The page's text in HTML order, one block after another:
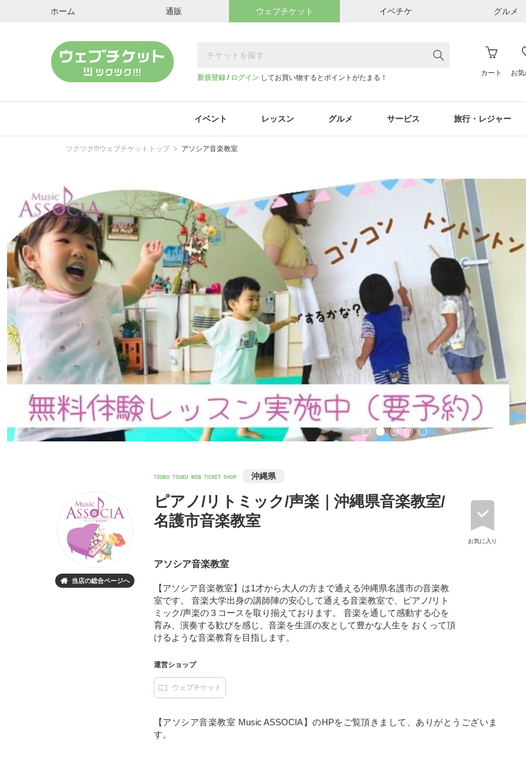
ホーム 通販 ウェブチケット イベチケ グルメ
新規登録 / ログイン してお買い物するとポイントがたまる！
カート お気
イベント レッスン グルメ サービス 旅行・レジャー
ツクツク!!!ウェブチケットトップ アソシア音楽教室
沖縄県
お気に入り
 当店の総合ページへ
ピアノ/リトミック/声楽｜沖縄県音楽教室/
名護市音楽教室
アソシア音楽教室
【アソシア音楽教室】は1才から大人の方まで通える沖縄県名護市の音楽教
室です。 音楽大学出身の講師陣の安心して通える音楽教室で、ピアノ/リト
ミック/声楽の３コースを取り揃えております。 音楽を通して感動する心を
育み、演奏する歓びを感じ、音楽を生涯の友として豊かな人生を おくって頂
けるような音楽教育を目指します。
運営ショップ
ウェブチケット
【アソシア音楽教室 Music ASSOCIA】のHPをご覧頂きまして、ありがとうございま
す。